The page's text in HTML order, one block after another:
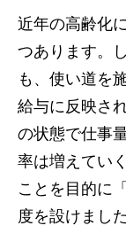
近年の高齢化
つあります。
も、使い道を
給与に反映さ
の状態で仕事
率は増えてい
ことを目的に
度を設けました